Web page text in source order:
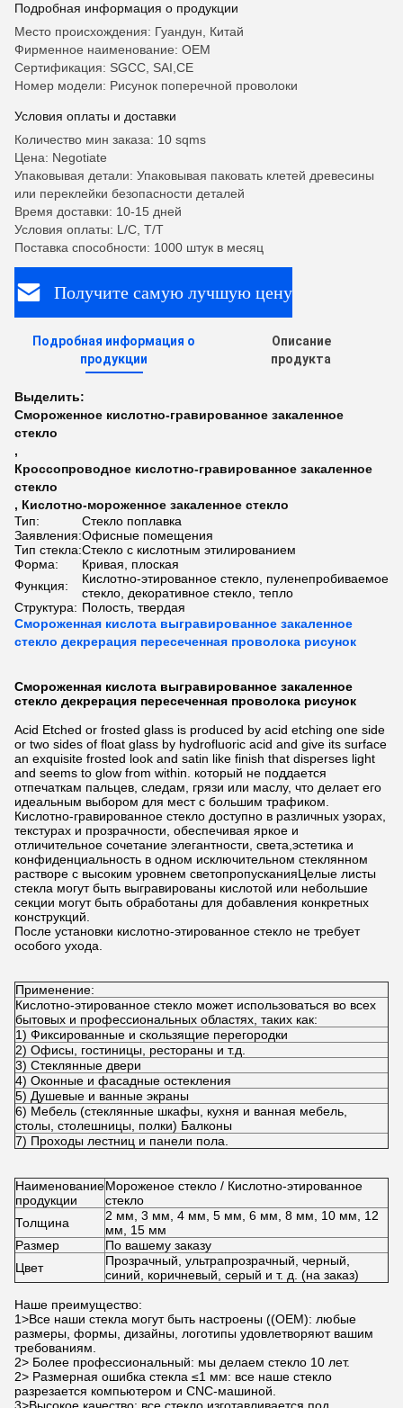
Подробная информация о продукции
Место происхождения: Гуандун, Китай
Фирменное наименование: OEM
Сертификация: SGCC, SAI,CE
Номер модели: Рисунок поперечной проволоки
Условия оплаты и доставки
Количество мин заказа: 10 sqms
Цена: Negotiate
Упаковывая детали: Упаковывая паковать клетей древесины
или переклейки безопасности деталей
Время доставки: 10-15 дней
Условия оплаты: L/C, T/T
Поставка способности: 1000 штук в месяц
Получите самую лучшую цену
Подробная информация о
продукции
Описание
продукта
Выделить:
Смороженное кислотно-гравированное закаленное
стекло
,
Кроссопроводное кислотно-гравированное закаленное
стекло
, Кислотно-мороженное закаленное стекло
Тип:
Стекло поплавка
Заявления:Офисные помещения
Тип стекла:Стекло с кислотным этилированием
Форма:
Кривая, плоская
Функция:
Кислотно-этированное стекло, пуленепробиваемое
стекло, декоративное стекло, тепло
Структура: Полость, твердая
Смороженная кислота выгравированное закаленное
стекло декрерация пересеченная проволока рисунок
Смороженная кислота выгравированное закаленное
стекло декрерация пересеченная проволока рисунок
Acid Etched or frosted glass is produced by acid etching one side
or two sides of float glass by hydrofluoric acid and give its surface
an exquisite frosted look and satin like finish that disperses light
and seems to glow from within. который не поддается
отпечаткам пальцев, следам, грязи или маслу, что делает его
идеальным выбором для мест с большим трафиком.
Кислотно-гравированное стекло доступно в различных узорах,
текстурах и прозрачности, обеспечивая яркое и
отличительное сочетание элегантности, света,эстетика и
конфиденциальность в одном исключительном стеклянном
растворе с высоким уровнем светопропусканияЦелые листы
стекла могут быть выгравированы кислотой или небольшие
секции могут быть обработаны для добавления конкретных
конструкций.
После установки кислотно-этированное стекло не требует
особого ухода.
Применение:
Кислотно-этированное стекло может использоваться во всех
бытовых и профессиональных областях, таких как:
1) Фиксированные и скользящие перегородки
2) Офисы, гостиницы, рестораны и т.д.
3) Стеклянные двери
4) Оконные и фасадные остекления
5) Душевые и ванные экраны
6) Мебель (стеклянные шкафы, кухня и ванная мебель,
столы, столешницы, полки) Балконы
7) Проходы лестниц и панели пола.
Наименование
продукции
Мороженое стекло / Кислотно-этированное
стекло
Толщина
2 мм, 3 мм, 4 мм, 5 мм, 6 мм, 8 мм, 10 мм, 12
мм, 15 мм
Размер
По вашему заказу
Цвет
Прозрачный, ультрапрозрачный, черный,
синий, коричневый, серый и т. д. (на заказ)
Наше преимущество:
1>Все наши стекла могут быть настроены ((OEM): любые
размеры, формы, дизайны, логотипы удовлетворяют вашим
требованиям.
2> Более профессиональный: мы делаем стекло 10 лет.
2> Размерная ошибка стекла ≤1 мм: все наше стекло
разрезается компьютером и CNC-машиной.